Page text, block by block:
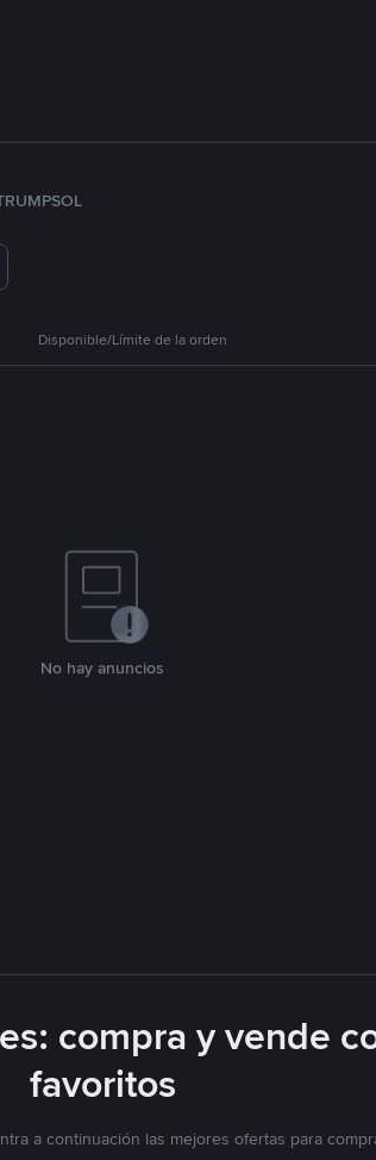
SOL
Disponible/Límite de la orden
No hay anuncios
compra y vende
favoritos
a continuación las mejores ofertas para